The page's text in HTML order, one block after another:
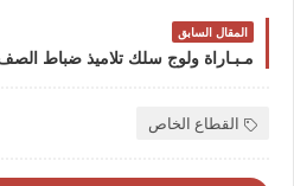
المقال السابق
القطاع الخاص